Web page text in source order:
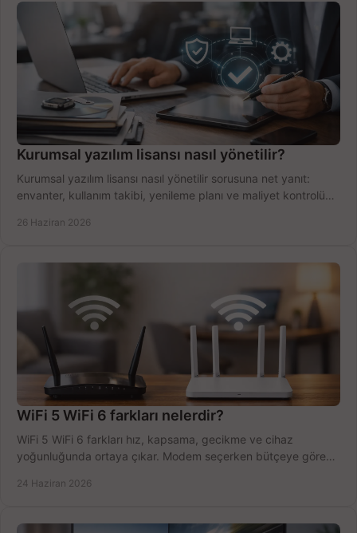
Kurumsal yazılım lisansı nasıl yönetilir?
Kurumsal yazılım lisansı nasıl yönetilir sorusuna net yanıt:
envanter, kullanım takibi, yenileme planı ve maliyet kontrolü
26 Haziran 2026
WiFi 5 WiFi 6 farkları nelerdir?
WiFi 5 WiFi 6 farkları hız, kapsama, gecikme ve cihaz
yoğunluğunda ortaya çıkar. Modem seçerken bütçeye göre
24 Haziran 2026